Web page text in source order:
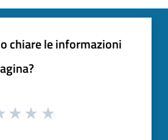
chiare le informazioni